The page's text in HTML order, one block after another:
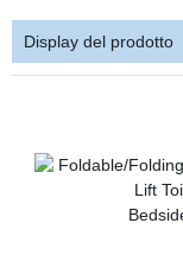
Display del prodotto